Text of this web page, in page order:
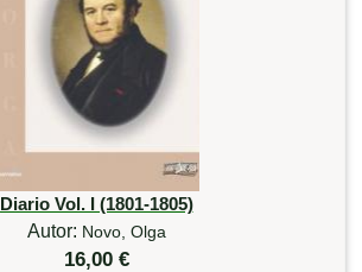
Diario Vol. I (1801-1805)
Autor: Novo, Olga
16,00 €